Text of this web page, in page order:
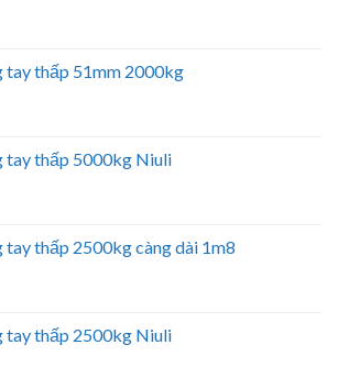
tay thấp 51mm 2000kg
tay thấp 5000kg Niuli
tay thấp 2500kg càng dài 1m8
tay thấp 2500kg Niuli